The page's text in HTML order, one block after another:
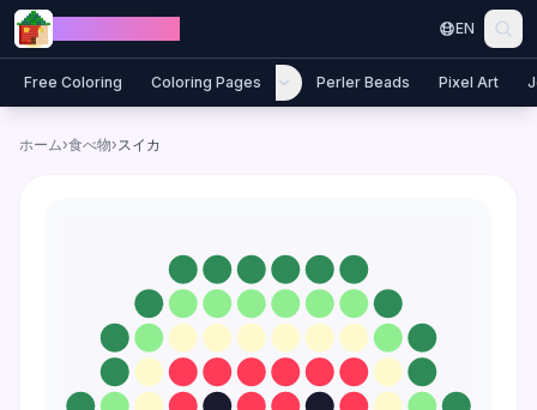
Skip to content
EN
Free Coloring Coloring Pages Perler Beads Pixel Art
ホーム›食べ物›スイカ